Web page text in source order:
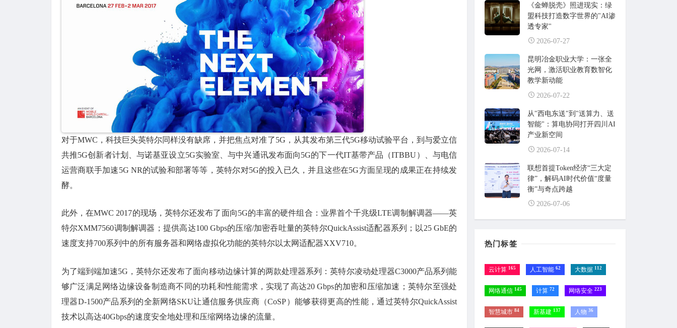
对于MWC，科技巨头英特尔同样没有缺席，并把焦点对准了5G，从其发布第三代5G移动试验平台，到与爱立信
共推5G创新者计划、与诺基亚设立5G实验室、与中兴通讯发布面向5G的下一代IT基带产品（ITBBU）、与电信
运营商联手加速5G NR的试验和部署等等，英特尔对5G的投入已久，并且这些在5G方面呈现的成果正在持续发
酵。
此外，在MWC 2017的现场，英特尔还发布了面向5G的丰富的硬件组合：业界首个千兆级LTE调制解调器——英
特尔XMM7560调制解调器；提供高达100 Gbps的压缩/加密吞吐量的英特尔QuickAssist适配器系列；以25 GbE的
速度支持700系列中的所有服务器和网络虚拟化功能的英特尔以太网适配器XXV710。
为了端到端加速5G，英特尔还发布了面向移动边缘计算的两款处理器系列：英特尔凌动处理器C3000产品系列能
够广泛满足网络边缘设备制造商不同的功耗和性能需求，实现了高达20 Gbps的加密和压缩加速；英特尔至强处
理器D-1500产品系列的全新网络SKU让通信服务供应商（CoSP）能够获得更高的性能，通过英特尔QuickAssist
技术以高达40Gbps的速度安全地处理和压缩网络边缘的流量。
《金蝉脱壳》照进现实：绿
盟科技打造数字世界的"AI渗
透专家"
2026-07-27
昆明冶金职业大学：一张全
光网，激活职业教育数智化
教学新动能
2026-07-22
从"西电东送"到"送算力、送
智能"：算电协同打开四川AI
产业新空间
2026-07-14
联想首提Token经济“三大定
律”，解码AI时代价值“度量
衡”与奇点跨越
2026-07-06
热门标签
云计算 165 人工智能 62 大数据 112
网络通信 145 计算 72 网络安全 223
智慧城市 84 新基建 137 人物 36